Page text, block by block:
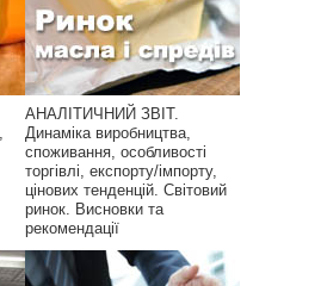
АНАЛІТИЧНИЙ ЗВІТ.
Динаміка виробництва,
споживання, особливості
торгівлі, експорту/імпорту,
цінових тенденцій. Світовий
ринок. Висновки та
рекомендації